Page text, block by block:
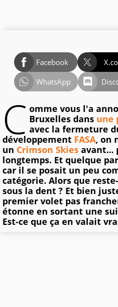
Facebook
WhatsApp
C omme vous l'a
Bruxelles dans une
avec la fermeture
développement FASA, on
un Crimson Skies avant...
longtemps. Et quelque
car il se posait un peu
catégorie. Alors que
sous la dent ? Et bien
premier volet pas
étonne en sortant une
Est-ce que ça en valait